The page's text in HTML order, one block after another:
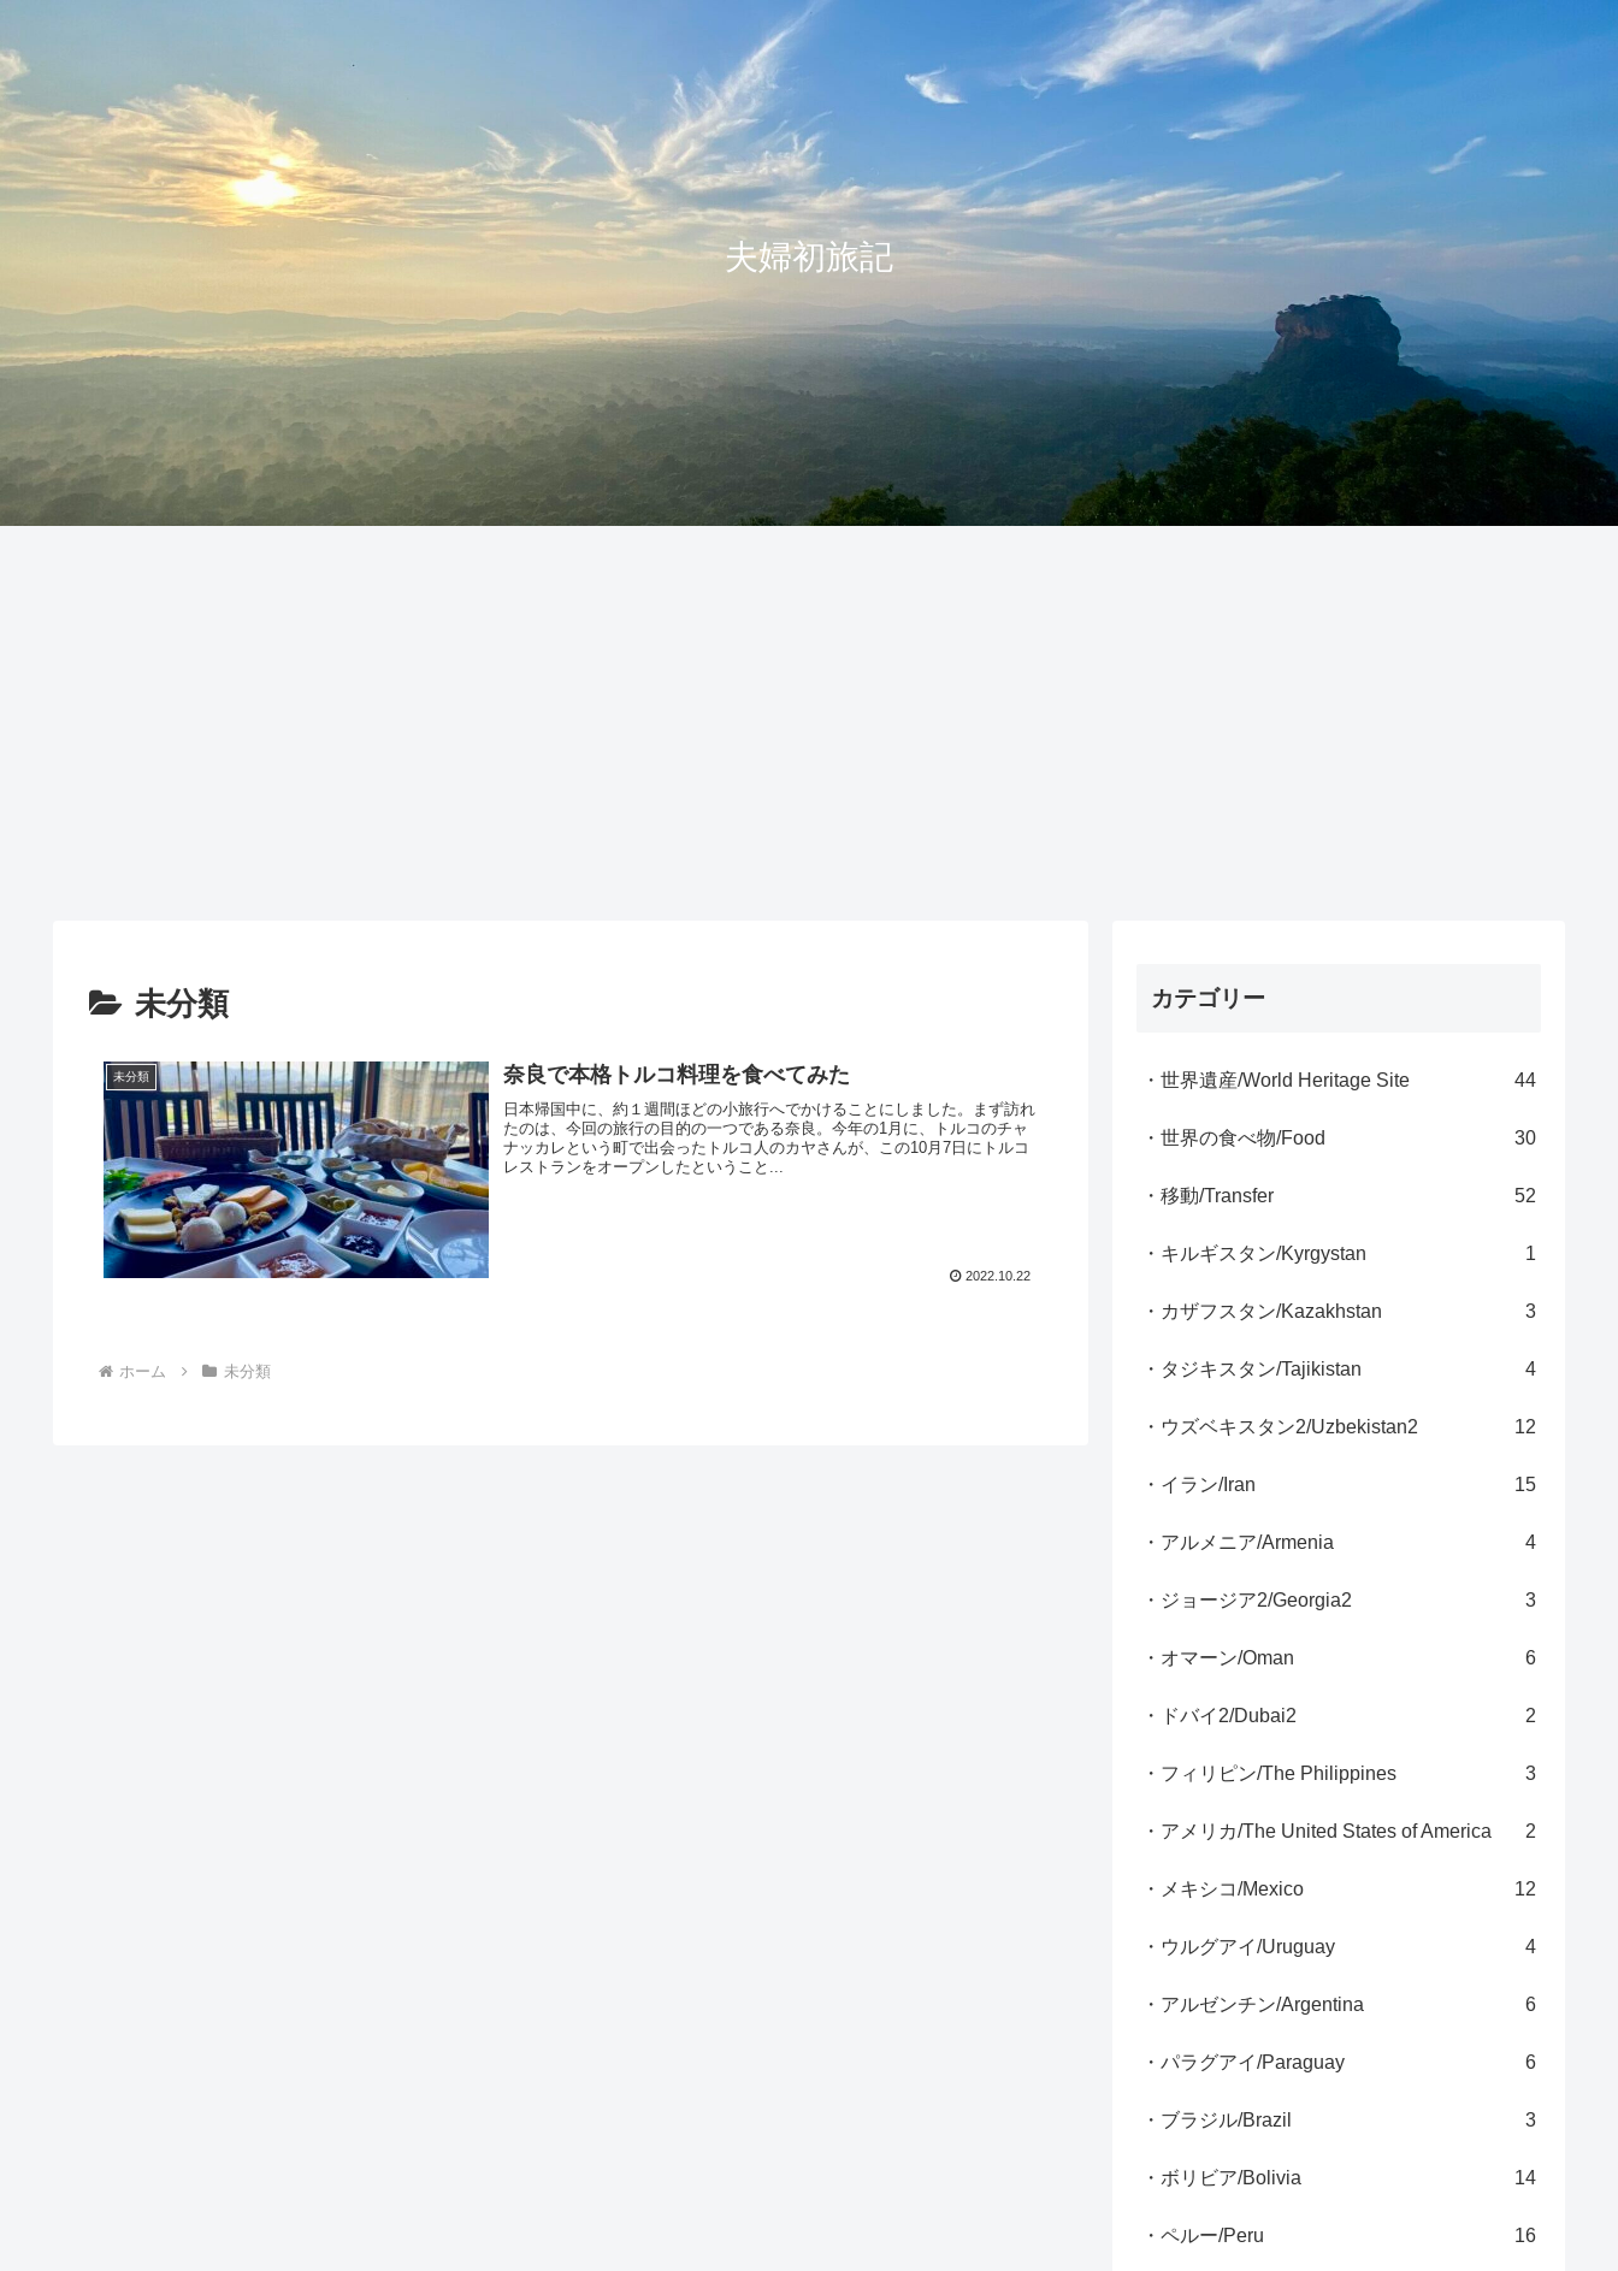
夫婦初旅記
未分類
未分類 奈良で本格トルコ料理を食べてみた
日本帰国中に、約１週間ほどの小旅行へでかけることにしました。まず訪れ
たのは、今回の旅行の目的の一つである奈良。今年の1月に、トルコのチャ
ナッカレという町で出会ったトルコ人のカヤさんが、この10月7日にトルコ
レストランをオープンしたということ...
2022.10.22
ホーム 未分類
カテゴリー
・世界遺産/World Heritage Site 44
・世界の食べ物/Food 30
・移動/Transfer 52
・キルギスタン/Kyrgystan 1
・カザフスタン/Kazakhstan 3
・タジキスタン/Tajikistan 4
・ウズベキスタン2/Uzbekistan2 12
・イラン/Iran 15
・アルメニア/Armenia 4
・ジョージア2/Georgia2 3
・オマーン/Oman 6
・ドバイ2/Dubai2 2
・フィリピン/The Philippines 3
・アメリカ/The United States of America 2
・メキシコ/Mexico 12
・ウルグアイ/Uruguay 4
・アルゼンチン/Argentina 6
・パラグアイ/Paraguay 6
・ブラジル/Brazil 3
・ボリビア/Bolivia 14
・ペルー/Peru 16